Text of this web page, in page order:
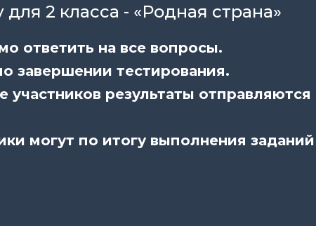
2 класса - «Родная страна»
ответить на все вопросы.
завершении тестирования.
результаты
могут по итогу выполнения